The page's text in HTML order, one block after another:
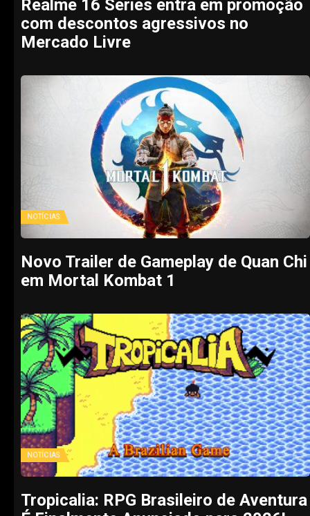
Realme 16 Series entra em promoção
com descontos agressivos no
Mercado Livre
NOTÍCIAS
Novo Trailer de Gameplay de Quan Chi
em Mortal Kombat 1
NOTÍCIAS
Tropicalia: RPG Brasileiro de Aventura